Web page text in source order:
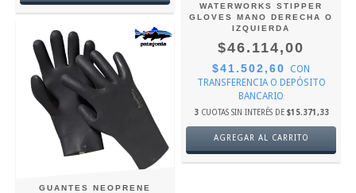
WATERWORKS STIPPER
GLOVES MANO DERECHA O
IZQUIERDA
$46.114,00
$41.502,60
CON
TRANSFERENCIA O DEPÓSITO
BANCARIO
3 CUOTAS SIN INTERÉS DE $15.371,33
AGREGAR AL CARRITO
GUANTES NEOPRENE